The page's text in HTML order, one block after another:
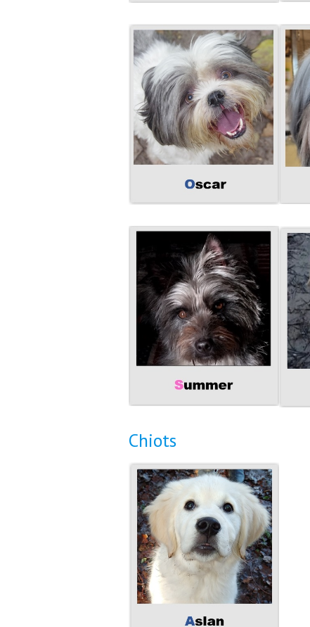
Chiots